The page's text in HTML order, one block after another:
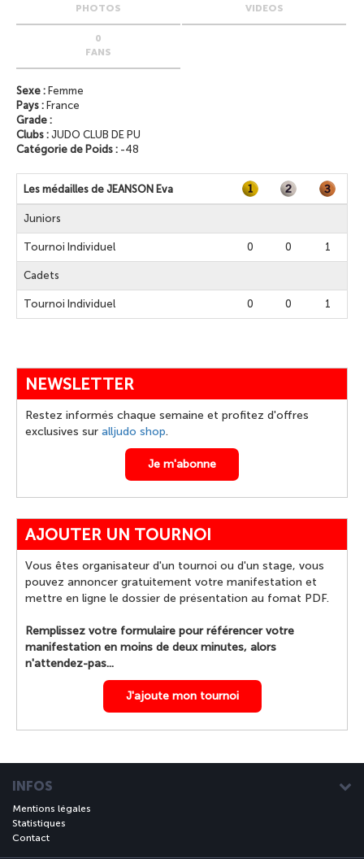
PHOTOS
VIDEOS
0
FANS
Sexe : Femme
Pays : France
Grade :
Clubs : JUDO CLUB DE PU
Catégorie de Poids : -48
Les médailles de JEANSON Eva
Juniors
Tournoi Individuel 0 0 1
Cadets
Tournoi Individuel 0 0 1
NEWSLETTER
Restez informés chaque semaine et profitez d'offres
exclusives sur alljudo shop.
Je m'abonne
AJOUTER UN TOURNOI
Vous êtes organisateur d'un tournoi ou d'un stage, vous
pouvez annoncer gratuitement votre manifestation et
mettre en ligne le dossier de présentation au fomat PDF.
Remplissez votre formulaire pour référencer votre
manifestation en moins de deux minutes, alors
n'attendez-pas...
J'ajoute mon tournoi
INFOS
Mentions légales
Statistiques
Contact